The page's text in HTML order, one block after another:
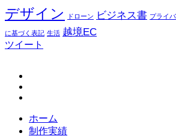
デザイン ドローン ビジネス書 プライ
に基づく表記 生活 越境EC
ツイート
ホーム
制作実績